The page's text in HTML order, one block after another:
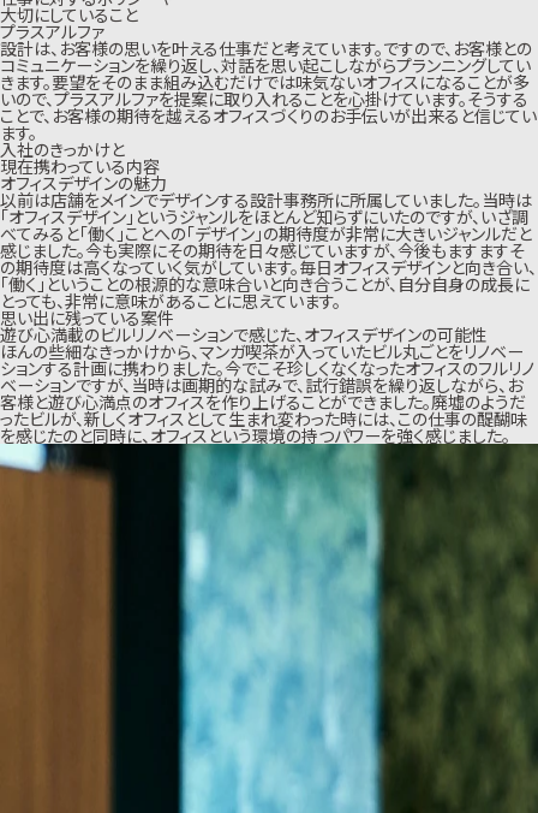
大切にしていること
プラスアルファ
設計は、お客様の思いを叶える仕事だと考えています。ですので、お客様との
コミュニケーションを繰り返し、対話を思い起こしながらプランニングしてい
きます。要望をそのまま組み込むだけでは味気ないオフィスになることが多
いので、プラスアルファを提案に取り入れることを心掛けています。そうする
ことで、お客様の期待を越えるオフィスづくりのお手伝いが出来ると信じてい
ます。
入社のきっかけと
現在携わっている内容
オフィスデザインの魅力
以前は店舗をメインでデザインする設計事務所に所属していました。当時は
「オフィスデザイン」というジャンルをほとんど知らずにいたのですが、いざ調
べてみると「働く」ことへの「デザイン」の期待度が非常に大きいジャンルだと
感じました。今も実際にその期待を日々感じていますが、今後もますますそ
の期待度は高くなっていく気がしています。毎日オフィスデザインと向き合い、
「働く」ということの根源的な意味合いと向き合うことが、自分自身の成長に
とっても、非常に意味があることに思えています。
思い出に残っている案件
遊び心満載のビルリノベーションで感じた、オフィスデザインの可能性
ほんの些細なきっかけから、マンガ喫茶が入っていたビル丸ごとをリノベー
ションする計画に携わりました。今でこそ珍しくなくなったオフィスのフルリノ
ベーションですが、当時は画期的な試みで、試行錯誤を繰り返しながら、お
客様と遊び心満点のオフィスを作り上げることができました。廃墟のようだ
ったビルが、新しくオフィスとして生まれ変わった時には、この仕事の醍醐味
を感じたのと同時に、オフィスという環境の持つパワーを強く感じました。